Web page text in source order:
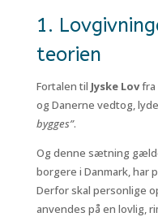
1.
teorien
Fortalen til Jyske Lovfra
og Danerne vedtog,
bygges”.
Og denne sætning
borgere i Danmark, har
Derfor skal personlige
anvendes på en lovlig,